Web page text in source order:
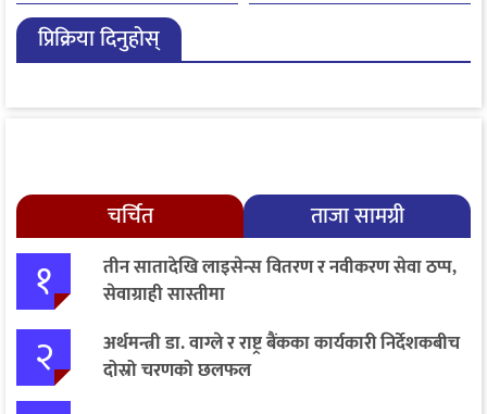
प्रिक्रिया दिनुहोस्
चर्चित ताजा सामग्री
१
तीन सातादेखि लाइसेन्स वितरण र नवीकरण सेवा ठप्प,
सेवाग्राही सास्तीमा
२
अर्थमन्त्री डा. वाग्ले र राष्ट्र बैंकका कार्यकारी निर्देशकबीच
दोस्रो चरणको छलफल